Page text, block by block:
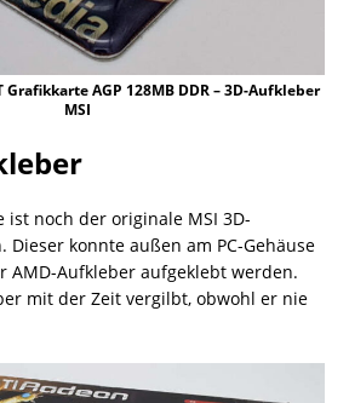
Grafikkarte AGP 128MB DDR – 3D-Aufkleber
MSI
ist noch der originale MSI 3D-
konnte außen am PC-Gehäuse
AMD-Aufkleber aufgeklebt werden.
mit der Zeit vergilbt, obwohl er nie